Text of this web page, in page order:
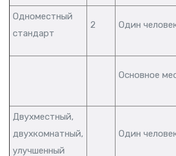
Одноместный
стандарт
2 Один
Основное
Двухместный,
двухкомнатный,
улучшенный
Один